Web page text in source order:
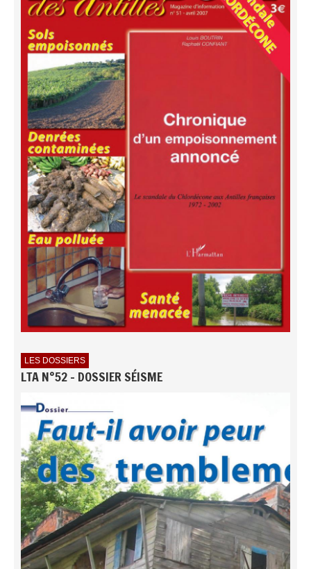
LES DOSSIERS
LTA N°52 - DOSSIER SÉISME